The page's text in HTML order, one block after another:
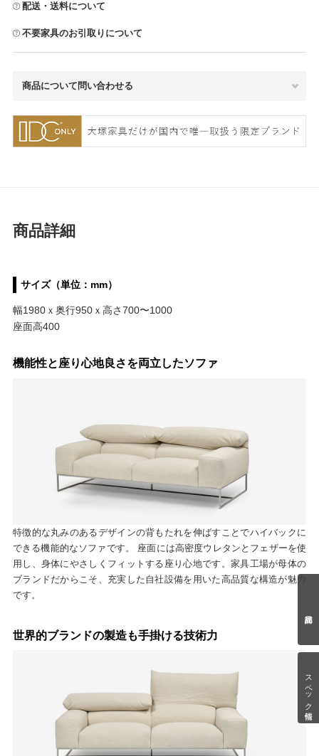
スペック情報
配送・送料について
不要家具のお引取りについて
商品について問い合わせる
商品詳細
サイズ（単位：mm）
幅1980ｘ奥行950ｘ高さ700〜1000
座面高400
機能性と座り心地良さを両立したソファ
特徴的な丸みのあるデザインの背もたれを伸ばすことでハイバックに
できる機能的なソファです。 座面には高密度ウレタンとフェザーを使
用し、身体にやさしくフィットする座り心地です。家具工場が母体の
ブランドだからこそ、充実した自社設備を用いた高品質な構造が魅力
です。
世界的ブランドの製造も手掛ける技術力